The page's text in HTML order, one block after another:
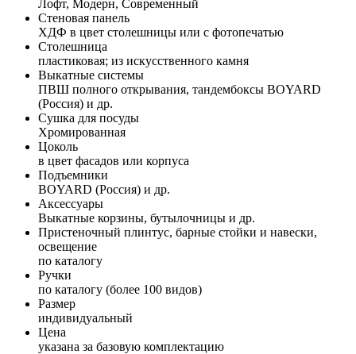
Лофт, Модерн, Современный
Стеновая панель
ХДФ в цвет столешницы или с фотопечатью
Столешница
пластиковая; из искусственного камня
Выкатные системы
ПВШ полного открывания, тандембоксы BOYARD
(Россия) и др.
Сушка для посуды
Хромированная
Цоколь
в цвет фасадов или корпуса
Подъемники
BOYARD (Россия) и др.
Аксессуары
Выкатные корзины, бутылочницы и др.
Пристеночный плинтус, барные стойки и навески,
освещение
по каталогу
Ручки
по каталогу (более 100 видов)
Размер
индивидуальный
Цена
указана за базовую комплектацию